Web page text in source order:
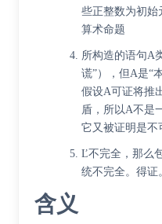
些正整数为初始
算术命题
所构造的语句Α
谎”），但Α是“
假设Α可证将推
盾，所以Α不是
它又被证明是不
Ľ不完全，那么
统不完全。得证。
含义